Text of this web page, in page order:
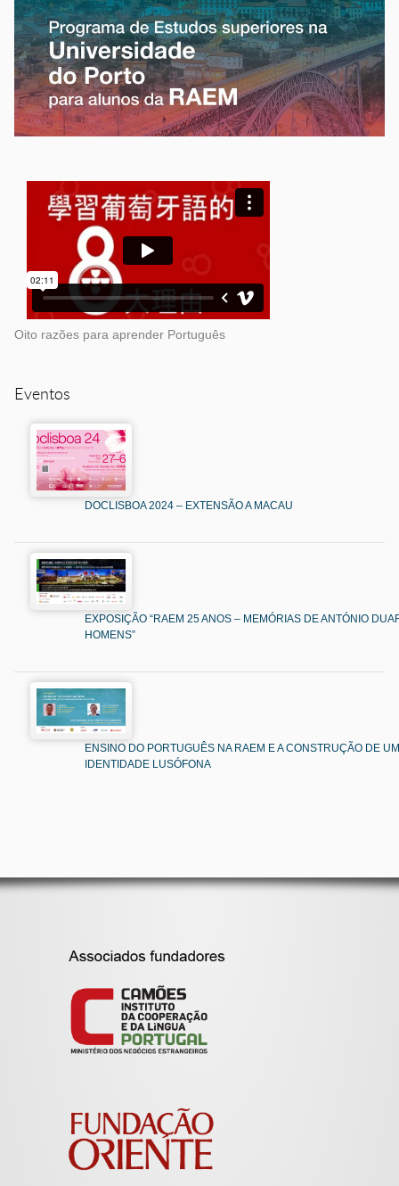
Oito razões para aprender Português
Eventos
DOCLISBOA 2024 – EXTENSÃO A MACAU
EXPOSIÇÃO “RAEM 25 ANOS – MEMÓRIAS DE ANTÓNIO
HOMENS”
ENSINO DO PORTUGUÊS NA RAEM E A CONSTRUÇÃO DE
IDENTIDADE LUSÓFONA